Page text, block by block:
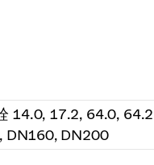
14.0, 17.2, 64.0,
DN160, DN200